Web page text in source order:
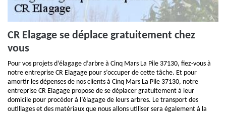
CR Elagage se déplace gratuitement chez
vous
Pour vos projets d’élagage d’arbre à Cinq Mars La Pile 37130, fiez-vous à
notre entreprise CR Elagage pour s’occuper de cette tâche. Et pour
amortir les dépenses de nos clients à Cinq Mars La Pile 37130, notre
entreprise CR Elagage propose de se déplacer gratuitement à leur
domicile pour procéder à l’élagage de leurs arbres. Le transport des
outillages et des matériaux que nous allons utiliser sera également à la